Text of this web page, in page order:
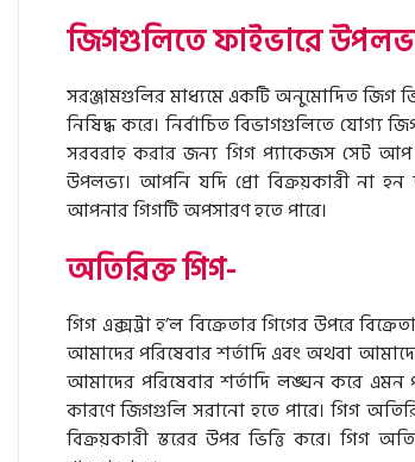
জিগগুলিতে ফাইভারে
সরঞ্জামগুলির মাধ্যমে একটি অনুমোদিত জিগ
নিষিদ্ধ করে। নির্বাচিত বিভাগগুলিতে যোগ্য
সরবরাহ করার জন্য গিগ প্যাকেজস সেট আপ
উপলভ্য। আপনি যদি প্রো বিক্রয়কারী না
আপনার গিগটি অপসারণ হতে পারে।
অতিরিক্ত গিগ-
গিগ এক্সট্রা হ’ল বিক্রেতার গিগের উপরে
আমাদের পরিষেবার শর্তাদি এবং অথবা
আমাদের পরিষেবার শর্তাদি লঙ্ঘন করে এমন
কারণে জিগগুলি সরানো হতে পারে। গিগ
বিক্রয়কারী স্তরের উপর ভিত্তি করে।